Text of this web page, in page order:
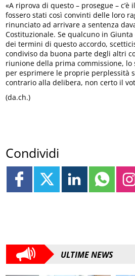
«A riprova di questo – prosegue – c’è
fossero stati così convinti delle loro
rinunciato ad arrivare a sentenza
Costituzionale. Se qualcuno in
dei termini di questo accordo,
condiviso da buona parte degli altri
riunione della prima commissione,
per esprimere le proprie perplessità
contrario alla delibera, non certo il
(da.ch.)
Condividi
ULTIME NEWS